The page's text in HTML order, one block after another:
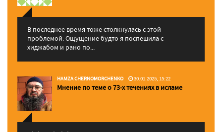
В последнее время тоже столкнулась с этой
проблемой. Ощущение будто я поспешила с
хиджабом и рано по...
HAMZA CHERNOMORCHENKO 30.01.2025, 15:22
Мнение по теме о 73-х течениях в исламе